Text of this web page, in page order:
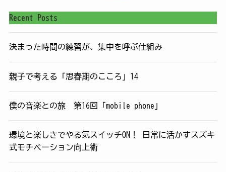
Recent Posts
決まった時間の練習が、集中を呼ぶ仕組み
親子で考える「思春期のこころ」14
僕の音楽との旅 第16回「mobile phone」
環境と楽しさでやる気スイッチON！ 日常に活かすスズキ
式モチベーション向上術